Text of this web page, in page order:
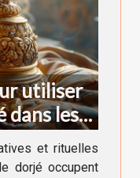
utiliser
dans les
et rituelles
dorjé occupent